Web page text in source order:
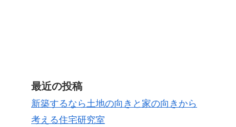
最近の投稿
新築するなら土地の向きと家の向きから
考える住宅研究室